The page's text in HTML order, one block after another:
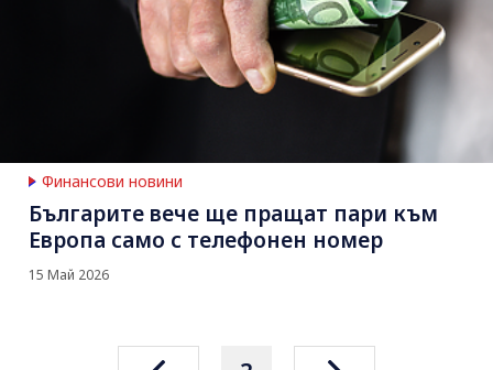
Финансови новини
Българите вече ще пращат пари към
Европа само с телефонен номер
15 Май 2026